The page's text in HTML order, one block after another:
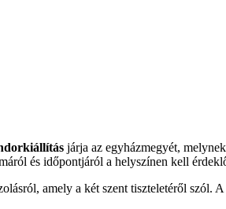
járja az egyházmegyét,
és időpontjáról a helyszínen kell
amely a két szent tiszteletéről szól.